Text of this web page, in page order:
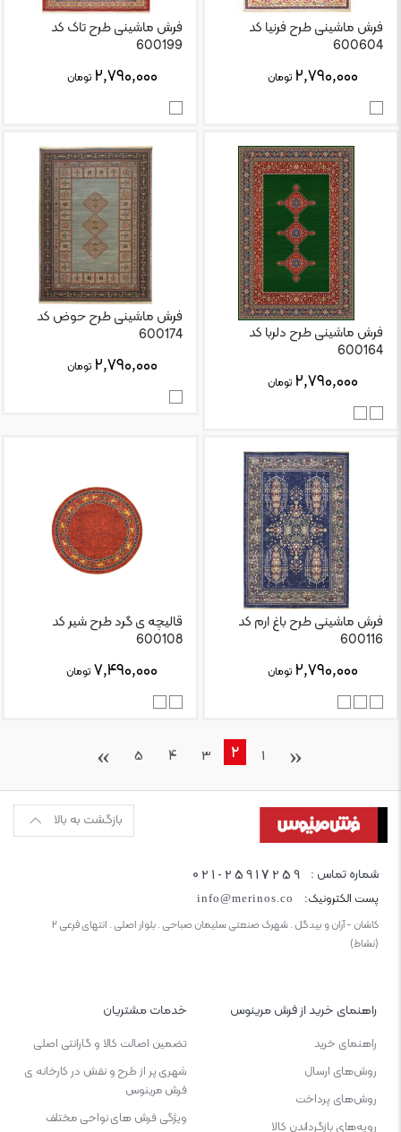
فرش ماشینی طرح فرنیا کد
600604
۲,۷۹۰,۰۰۰ تومان
فرش ماشینی طرح تاک کد
600199
۲,۷۹۰,۰۰۰ تومان
فرش ماشینی طرح دلربا کد
600164
۲,۷۹۰,۰۰۰ تومان
فرش ماشینی طرح حوض کد
600174
۲,۷۹۰,۰۰۰ تومان
فرش ماشینی طرح باغ ارم کد
600116
۲,۷۹۰,۰۰۰ تومان
قالیچه ی گرد طرح شیر کد
600108
۷,۴۹۰,۰۰۰ تومان
1
2
3
4
5
بازگشت به بالا
شماره تماس : 021-25917259
پست الکترونیک: info@merinos.co
کاشان - آران و بیدگل . شهرک صنعتی سلیمان صباحی . بلوار اصلی . انتهای فرعی ۲
(نشاط)
راهنمای خرید از فرش مرینوس
راهنمای خرید
روش‌های ارسال
روش‌های پرداخت
رویه‌های بازگرداندن کالا
خدمات مشتریان
تضمین اصالت کالا و گارانتی اصلی
شهری پر از طرح و نقش در کارخانه ی
فرش مرینوس
ویژگی‌ فرش‌ های نواحی مختلف